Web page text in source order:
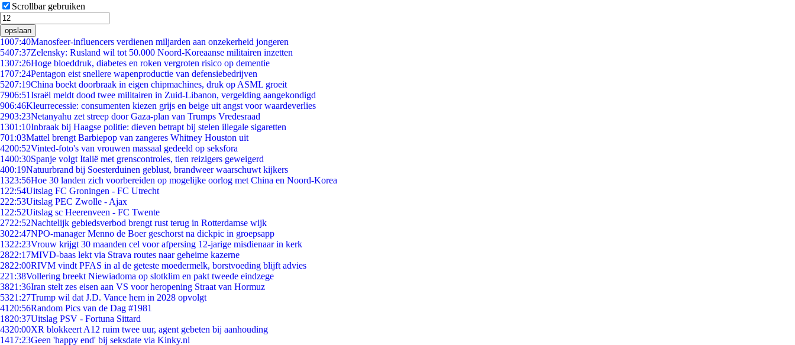
Scrollbar gebruiken
opslaan
1007:40Manosfeer-influencers verdienen miljarden aan onzekerheid jongeren
5407:37Zelensky: Rusland wil tot 50.000 Noord-Koreaanse militairen inzetten
1307:26Hoge bloeddruk, diabetes en roken vergroten risico op dementie
1707:24Pentagon eist snellere wapenproductie van defensiebedrijven
5207:19China boekt doorbraak in eigen chipmachines, druk op ASML groeit
7906:51Israël meldt dood twee militairen in Zuid-Libanon, vergelding aangekondigd
906:46Kleurrecessie: consumenten kiezen grijs en beige uit angst voor waardeverlies
2903:23Netanyahu zet streep door Gaza-plan van Trumps Vredesraad
1301:10Inbraak bij Haagse politie: dieven betrapt bij stelen illegale sigaretten
701:03Mattel brengt Barbiepop van zangeres Whitney Houston uit
4200:52Vinted-foto's van vrouwen massaal gedeeld op seksfora
1400:30Spanje volgt Italië met grenscontroles, tien reizigers geweigerd
400:19Natuurbrand bij Soesterduinen geblust, brandweer waarschuwt kijkers
1323:56Hoe 30 landen zich voorbereiden op mogelijke oorlog met China en Noord-Korea
1 22:54Uitslag FC Groningen - FC Utrecht
222:53Uitslag PEC Zwolle - Ajax
1 22:52Uitslag sc Heerenveen - FC Twente
2722:52Nachtelijk gebiedsverbod brengt rust terug in Rotterdamse wijk
3022:47NPO-manager Menno de Boer geschorst na dickpic in groepsapp
1322:23Vrouw krijgt 30 maanden cel voor afpersing 12-jarige misdienaar in kerk
2822:17MIVD-baas lekt via Strava routes naar geheime kazerne
2822:00RIVM vindt PFAS in al de geteste moedermelk, borstvoeding blijft advies
221:38Vollering breekt Niewiadoma op slotklim en pakt tweede eindzege
3821:36Iran stelt zes eisen aan VS voor heropening Straat van Hormuz
5321:27Trump wil dat J.D. Vance hem in 2028 opvolgt
41 20:56Random Pics van de Dag #1981
1820:37Uitslag PSV - Fortuna Sittard
4320:00XR blokkeert A12 ruim twee uur, agent gebeten bij aanhouding
1417:23Geen 'happy end' bij seksdate via Kinky.nl